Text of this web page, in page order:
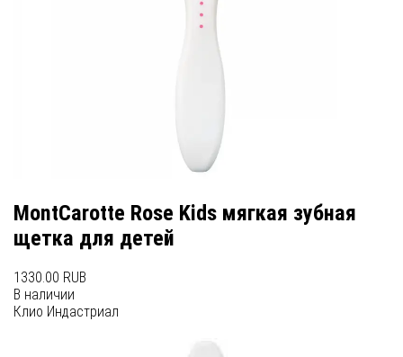
MontCarotte Rose Kids мягкая зубная
щетка для детей
1330.00 RUB
В наличии
Клио Индастриал